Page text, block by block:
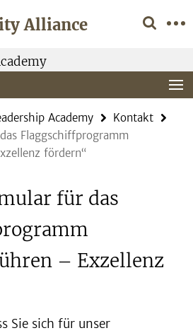
Alliance
Academy
Kontakt
Flaggschiffprogramm
fördern“
für das
– Exzellenz
Sie sich für unser